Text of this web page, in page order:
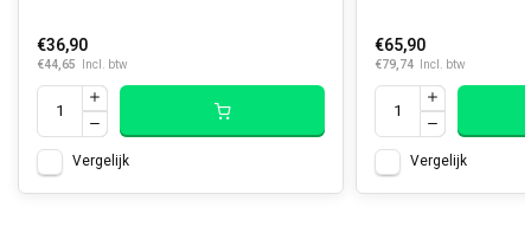
€36,90
€44,65 Incl. btw
Vergelijk
€65,90
€79,74 Incl. btw
Vergelijk